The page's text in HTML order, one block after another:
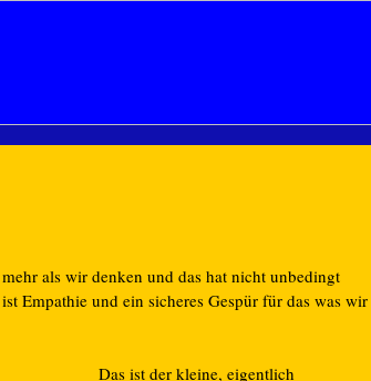
als wir denken und das hat nicht unbedingt
Empathie und ein sicheres Gespür für das was wir
Das ist der kleine, eigentlich